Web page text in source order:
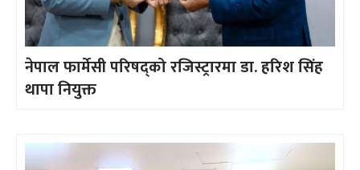
नेपाल फार्मेसी परिषद्को रजिस्ट्रारमा डा. हरिश सिंह
थापा नियुक्त